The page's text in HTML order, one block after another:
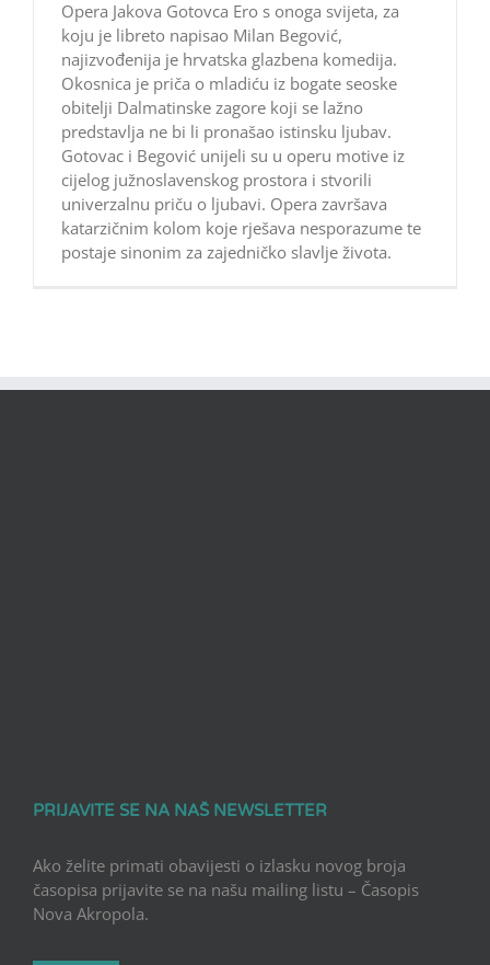
Opera Jakova Gotovca Ero s onoga svijeta, za
koju je libreto napisao Milan Begović,
najizvođenija je hrvatska glazbena komedija.
Okosnica je priča o mladiću iz bogate seoske
obitelji Dalmatinske zagore koji se lažno
predstavlja ne bi li pronašao istinsku ljubav.
Gotovac i Begović unijeli su u operu motive iz
cijelog južnoslavenskog prostora i stvorili
univerzalnu priču o ljubavi. Opera završava
katarzičnim kolom koje rješava nesporazume te
postaje sinonim za zajedničko slavlje života.
PRIJAVITE SE NA NAŠ NEWSLETTER
Ako želite primati obavijesti o izlasku novog broja
časopisa prijavite se na našu mailing listu – Časopis
Nova Akropola.